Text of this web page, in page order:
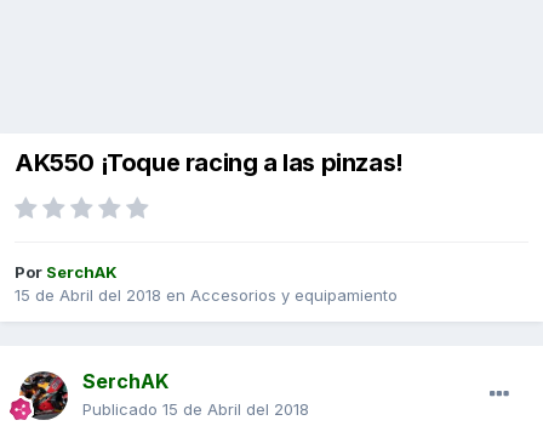
AK550 ¡Toque racing a las pinzas!
Por SerchAK
15 de Abril del 2018 en Accesorios y equipamiento
SerchAK
Publicado 15 de Abril del 2018